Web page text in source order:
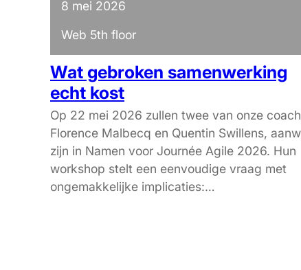
8 mei 2026
Web 5th floor
Wat gebroken samenwerking
echt kost
Op 22 mei 2026 zullen twee van onze
Florence Malbecq en Quentin Swillens,
zijn in Namen voor Journée Agile 2026. Hun
workshop stelt een eenvoudige vraag met
ongemakkelijke implicaties:…